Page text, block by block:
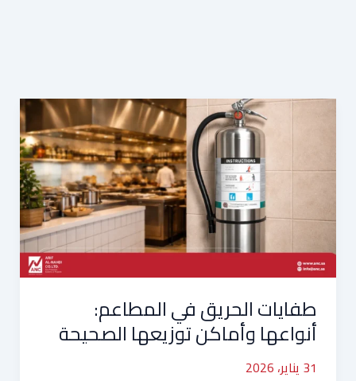
طفايات الحريق في المطاعم:
أنواعها وأماكن توزيعها الصحيحة
31 يناير، 2026
طفايات
المطاعم:
أنواعها
توزيعها
الصحيحة